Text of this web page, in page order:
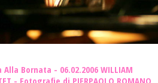
Bornata - 06.02.2006 WILLIAM